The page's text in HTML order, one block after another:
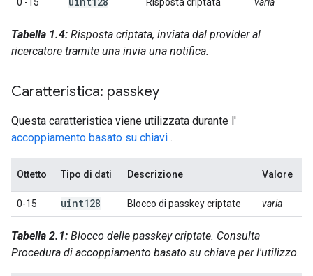
Tabella 1.4: Risposta criptata, inviata dal provider al
ricercatore tramite una invia una notifica.
Caratteristica: passkey
Questa caratteristica viene utilizzata durante l'
accoppiamento basato su chiavi .
Ottetto Tipo di dati Descrizione Valore
0-15 uint128 Blocco di passkey criptate varia
Tabella 2.1: Blocco delle passkey criptate. Consulta
Procedura di accoppiamento basato su chiave per l'utilizzo.